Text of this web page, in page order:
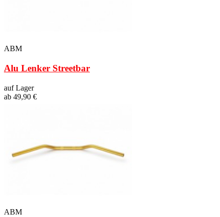
ABM
Alu Lenker Streetbar
auf Lager
ab 49,90 €
ABM